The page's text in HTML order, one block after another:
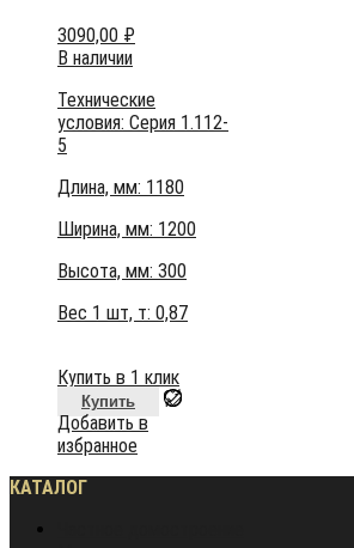
3090,00 ₽
В наличии
Технические
условия: Серия 1.112-
5
Длина, мм: 1180
Ширина, мм: 1200
Высота, мм: 300
Вес 1 шт, т: 0,87
Купить в 1 клик
Купить
Добавить в
избранное
КАТАЛОГ